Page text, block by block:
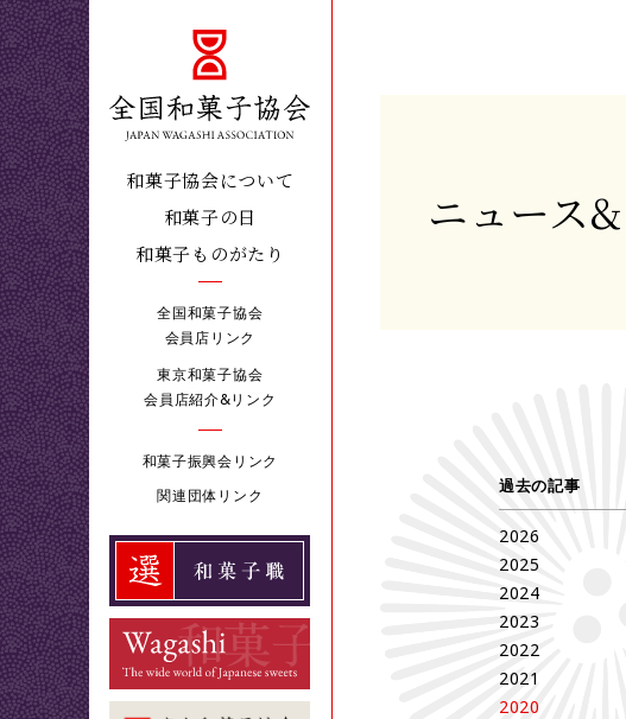
和菓子協会について
和菓子の日
和菓子ものがたり
全国和菓子協会
会員店リンク
東京和菓子協会
会員店紹介&リンク
和菓子振興会リンク
関連団体リンク
ニュース&
過去の記事
2026
2025
2024
2023
2022
2021
2020